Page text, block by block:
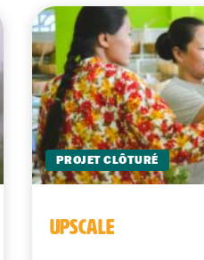
PROJET CLÔTURÉ
UPSCALE